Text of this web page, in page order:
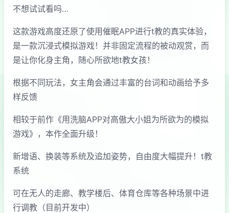
不想试试看吗…
这款游戏高度还原了使用催眠APP进行t教的真实体验，
是一款沉浸式模拟游戏！并非固定流程的被动观赏，而
是让你化身主角，随心所欲地t教女孩！
根据不同玩法，女主角会通过丰富的台词和动画给予多
样反馈
相较于前作《用洗脑APP对高傲大小姐为所欲为的模拟
游戏》，本作全面升级！
新增语、换装等系统及追加姿势，自由度大幅提升！t教
系统
可在无人的走廊、教学楼后、体育仓库等各种场景中进
行调教（目前开发中）